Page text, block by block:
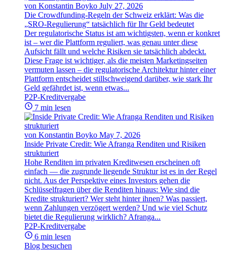
von Konstantin Boyko July 27, 2026
Die Crowdfunding-Regeln der Schweiz erklärt: Was die
„SRO-Regulierung“ tatsächlich für Ihr Geld bedeutet
Der regulatorische Status ist am wichtigsten, wenn er konkret
ist – wer die Plattform reguliert, was genau unter diese
Aufsicht fällt und welche Risiken sie tatsächlich abdeckt.
Diese Frage ist wichtiger, als die meisten Marketingseiten
vermuten lassen – die regulatorische Architektur hinter einer
Plattform entscheidet stillschweigend darüber, wie stark Ihr
Geld gefährdet ist, wenn etwas...
P2P-Kreditvergabe
7 min lesen
von Konstantin Boyko May 7, 2026
Inside Private Credit: Wie Afranga Renditen und Risiken
strukturiert
Hohe Renditen im privaten Kreditwesen erscheinen oft
einfach — die zugrunde liegende Struktur ist es in der Regel
nicht. Aus der Perspektive eines Investors gehen die
Schlüsselfragen über die Renditen hinaus: Wie sind die
Kredite strukturiert? Wer steht hinter ihnen? Was passiert,
wenn Zahlungen verzögert werden? Und wie viel Schutz
bietet die Regulierung wirklich? Afranga...
P2P-Kreditvergabe
6 min lesen
Blog besuchen